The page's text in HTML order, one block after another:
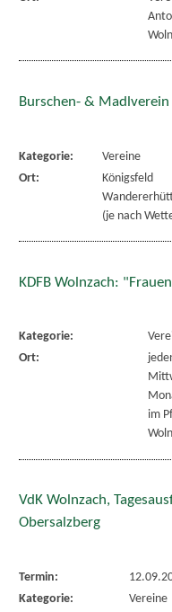
Burschen- &
Kategorie:
Vereine
Ort:
Königsfeld
(je nach
KDFB Wolnzach:
Kategorie:
Ort:
im
VdK Wolnzach,
Obersalzberg
Termin:
Kategorie:
Vereine